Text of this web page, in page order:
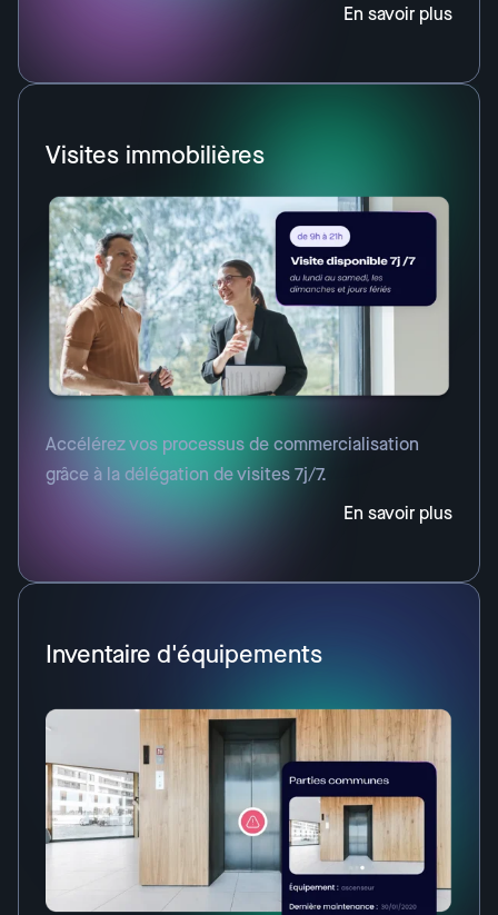
En savoir plus
Visites immobilières
Accélérez vos processus de commercialisation
grâce à la délégation de visites 7j/7.
En savoir plus
Inventaire d'équipements